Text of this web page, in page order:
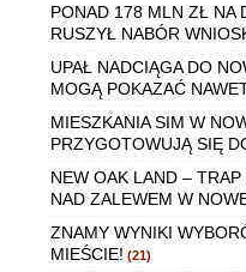
PONAD 178 MLN ZŁ NA
RUSZYŁ NABÓR
UPAŁ NADCIĄGA DO
MOGĄ POKAZAĆ
MIESZKANIA SIM W
PRZYGOTOWUJĄ SIĘ
NEW OAK LAND –
NAD ZALEWEM W
ZNAMY WYNIKI
MIEŚCIE! (21)